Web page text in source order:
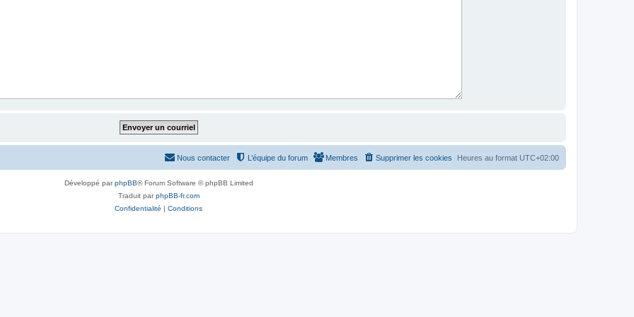
Heures au format UTC+02:00
Supprimer les cookies
Membres
L’équipe du forum
Nous contacter
Développé parphpBB® Forum Software © phpBB Limited
Traduit parphpBB-fr.com
Confidentialité | Conditions